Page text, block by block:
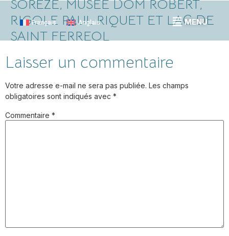
Français Anglais MENU
SORÈZE, MUSÉE DOM ROBERT,
RIGOLE PAUL RIQUET ET LAC DE
SAINT FERREOL
Laisser un commentaire
Votre adresse e-mail ne sera pas publiée. Les champs
obligatoires sont indiqués avec *
Commentaire *